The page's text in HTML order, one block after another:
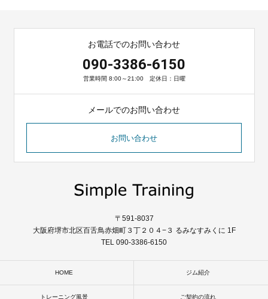
お電話でのお問い合わせ
090-3386-6150
営業時間 8:00～21:00 定休日：日曜
メールでのお問い合わせ
お問い合わせ
〒591-8037
大阪府堺市北区百舌鳥赤畑町３丁２０４−３ るみなすみくに 1F
TEL 090-3386-6150
HOME ジム紹介
トレーニング風景 ご契約の流れ